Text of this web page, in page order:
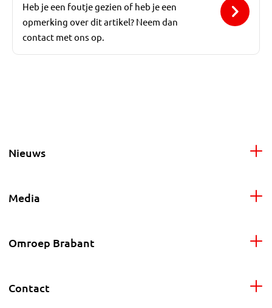
Heb je een foutje gezien of heb je een
opmerking over dit artikel? Neem dan
contact met ons op.
Nieuws
Media
Omroep Brabant
Contact